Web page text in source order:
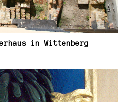
in Wittenberg